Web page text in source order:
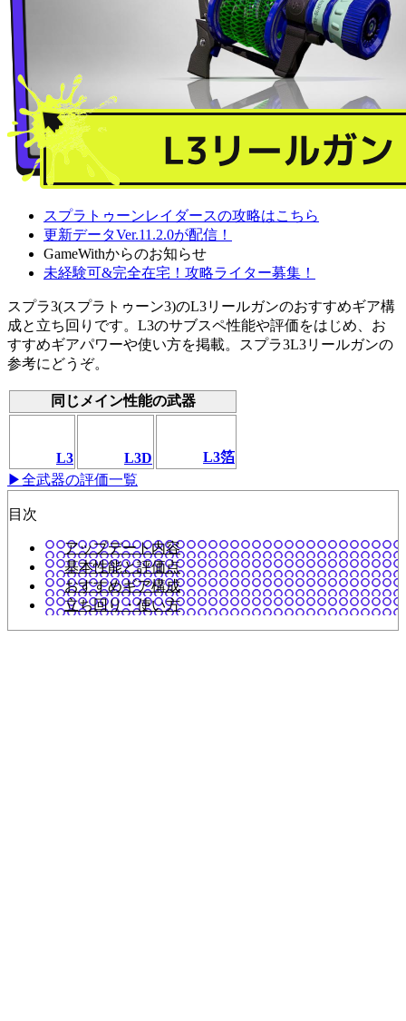
スプラトゥーンレイダースの攻略はこちら
更新データVer.11.2.0が配信！
GameWithからのお知らせ
未経験可&完全在宅！攻略ライター募集！
スプラ3(スプラトゥーン3)のL3リールガンのおすすめギア構
成と立ち回りです。L3のサブスペ性能や評価をはじめ、お
すすめギアパワーや使い方を掲載。スプラ3L3リールガンの
参考にどうぞ。
同じメイン性能の武器
L3 L3D
L3箔
▶全武器の評価一覧
目次
アップデート内容
基本性能と評価点
おすすめギア構成
立ち回り・使い方